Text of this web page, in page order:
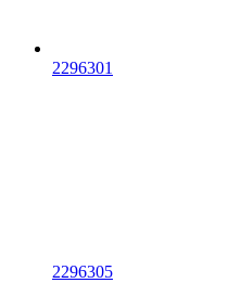
2296301
2296305